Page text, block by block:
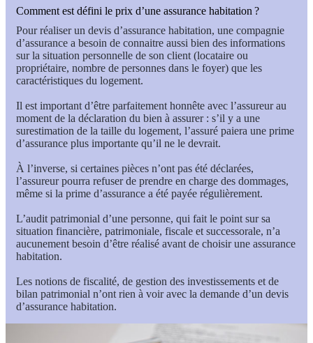
Comment est défini le prix d’une assurance habitation ?
Pour réaliser un devis d’assurance habitation, une compagnie
d’assurance a besoin de connaitre aussi bien des informations
sur la situation personnelle de son client (locataire ou
propriétaire, nombre de personnes dans le foyer) que les
caractéristiques du logement.
Il est important d’être parfaitement honnête avec l’assureur au
moment de la déclaration du bien à assurer : s’il y a une
surestimation de la taille du logement, l’assuré paiera une prime
d’assurance plus importante qu’il ne le devrait.
À l’inverse, si certaines pièces n’ont pas été déclarées,
l’assureur pourra refuser de prendre en charge des dommages,
même si la prime d’assurance a été payée régulièrement.
L’audit patrimonial d’une personne, qui fait le point sur sa
situation financière, patrimoniale, fiscale et successorale, n’a
aucunement besoin d’être réalisé avant de choisir une assurance
habitation.
Les notions de fiscalité, de gestion des investissements et de
bilan patrimonial n’ont rien à voir avec la demande d’un devis
d’assurance habitation.